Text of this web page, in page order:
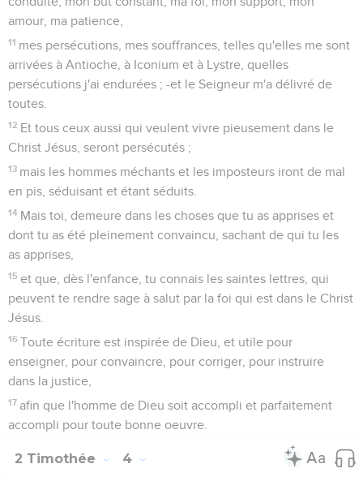
amour, ma patience,
11 mes persécutions, mes souffrances, telles qu'elles me sont
arrivées à Antioche, à Iconium et à Lystre, quelles
persécutions j'ai endurées ; -et le Seigneur m'a délivré de
toutes.
12 Et tous ceux aussi qui veulent vivre pieusement dans le
Christ Jésus, seront persécutés ;
13 mais les hommes méchants et les imposteurs iront de mal
en pis, séduisant et étant séduits.
14 Mais toi, demeure dans les choses que tu as apprises et
dont tu as été pleinement convaincu, sachant de qui tu les
as apprises,
15 et que, dès l'enfance, tu connais les saintes lettres, qui
peuvent te rendre sage à salut par la foi qui est dans le Christ
Jésus.
16 Toute écriture est inspirée de Dieu, et utile pour
enseigner, pour convaincre, pour corriger, pour instruire
dans la justice,
17 afin que l'homme de Dieu soit accompli et parfaitement
accompli pour toute bonne oeuvre.
2 Timothée 4